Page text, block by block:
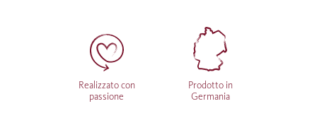
Realizzato con
passione
Prodotto in
Germania